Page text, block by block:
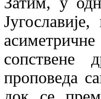
сопствене
проповеда